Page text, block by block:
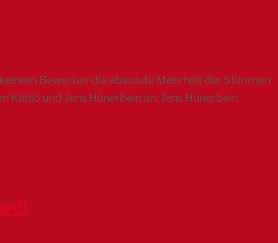
Bewerber die absolute Mehrheit der Stimmen
und Jens Hünerbein an. Jens Hünerbein